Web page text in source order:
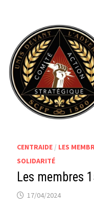
CENTRAIDE/ LES
SOLIDARITÉ
Les membres
17/04/2024